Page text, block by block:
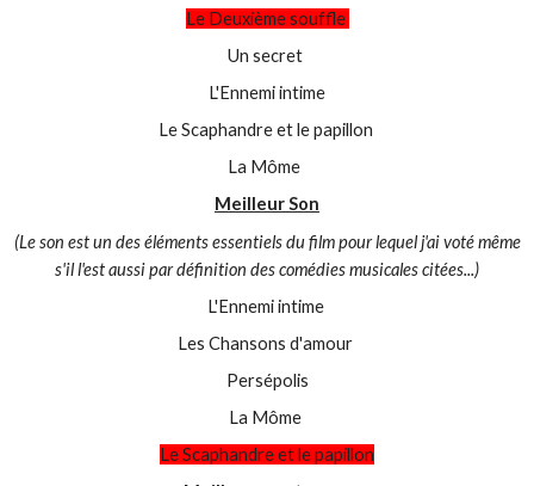
Le Deuxième souffle
Un secret
L'Ennemi intime
Le Scaphandre et le papillon
La Môme
Meilleur Son
(Le son est un des éléments essentiels du film pour lequel j'ai voté même
s'il l'est aussi par définition des comédies musicales citées...)
L'Ennemi intime
Les Chansons d'amour
Persépolis
La Môme
Le Scaphandre et le papillon